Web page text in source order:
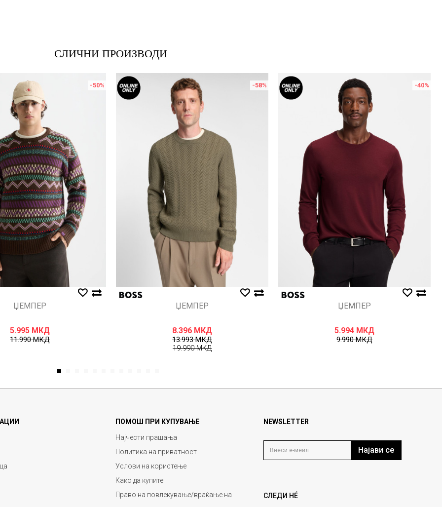
СЛИЧНИ ПРОИЗВОДИ
-50%
ЏЕМПЕР
5.995 МКД
11.990МКД
-58%
ЏЕМПЕР
8.396 МКД
13.993МКД
19.990МКД
-40%
ЏЕМПЕР
5.994 МКД
9.990МКД
1
ПОМОШ ПРИ КУПУВАЊЕ
Најчести прашања
Политика на приватност
Услови на користење
Како да купите
Право на повлекување/враќање на
NEWSLETTER
Најави се
СЛЕДИ НÉ